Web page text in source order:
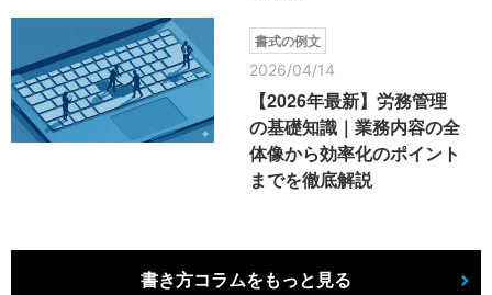
書式の例文
2026/04/14
【2026年最新】労務管理
の基礎知識｜業務内容の全
体像から効率化のポイント
までを徹底解説
書き方コラムをもっと見る